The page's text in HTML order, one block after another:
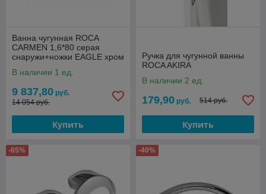
Ванна чугунная ROCA
CARMEN 1,6*80 серая
снаружи+ножки EAGLE хром
В наличии 1 ед.
9 837,80 руб.
14 054 руб.
Купить
Ручка для чугунной ванны
ROCA AKIRA
В наличии 2 ед.
179,90 руб. 514 руб.
Купить
-65% -40%